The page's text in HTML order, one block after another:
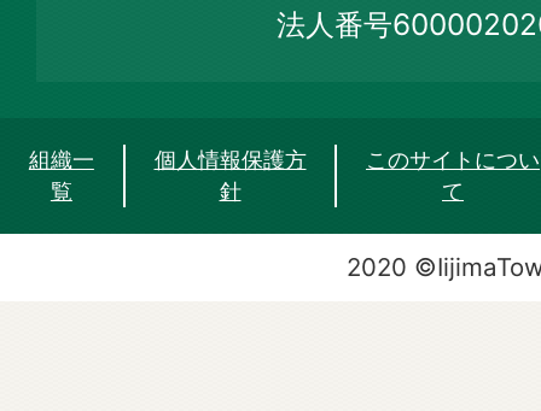
法人番号
組織一
覧
個人情報保護方
針
このサイトについ
て
2020